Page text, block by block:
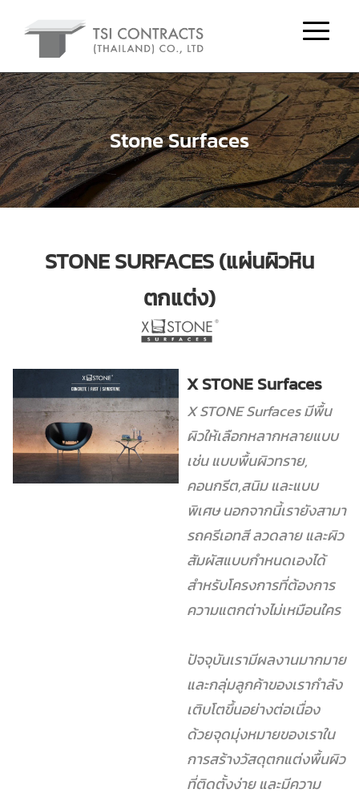
Stone Surfaces
STONE SURFACES (แผ่นผิวหิน
ตกแต่ง)
X STONE Surfaces
X STONE Surfaces มีพื้น
ผิวให้เลือกหลากหลายแบบ
เช่น แบบพื้นผิวทราย,
คอนกรีต,สนิม และแบบ
พิเศษนอกจากนี้เรายังสามา
รถครีเอทสี ลวดลาย และผิว
สัมผัสแบบกำหนดเองได้
สำหรับโครงการที่ต้องการ
ความแตกต่างไม่เหมือนใคร
ปัจจุบันเรามีผลงานมากมาย
และกลุ่มลูกค้าของเรากำลัง
เติบโตขึ้นอย่างต่อเนื่อง
ด้วยจุดมุ่งหมายของเราใน
การสร้างวัสดุตกแต่งพื้นผิว
ที่ติดตั้งง่ายและมีความ